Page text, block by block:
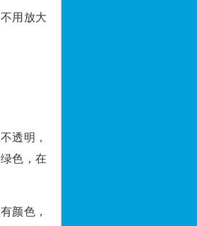
用放大
透明，
色，在
颜色，